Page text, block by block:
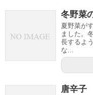
冬野菜
夏野菜が
ました。
長するよ
な...
唐辛子